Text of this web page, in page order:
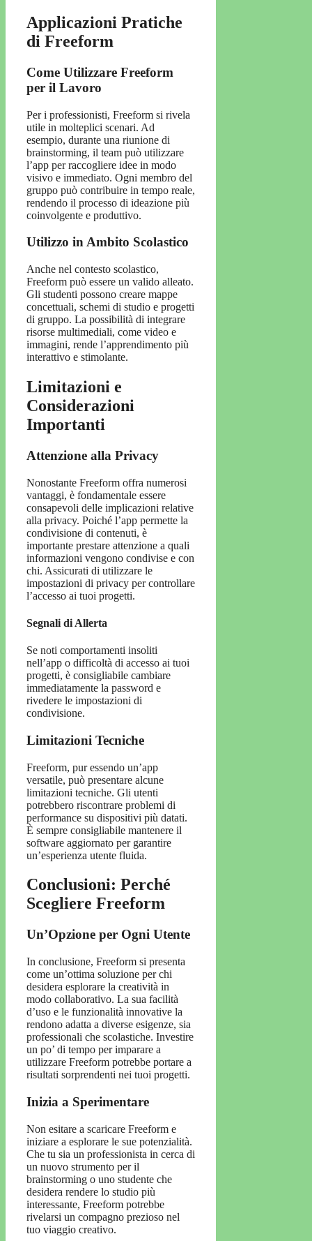
Applicazioni Pratiche
di Freeform
Come Utilizzare Freeform
per il Lavoro
Per i professionisti, Freeform si rivela
utile in molteplici scenari. Ad
esempio, durante una riunione di
brainstorming, il team può utilizzare
l’app per raccogliere idee in modo
visivo e immediato. Ogni membro del
gruppo può contribuire in tempo reale,
rendendo il processo di ideazione più
coinvolgente e produttivo.
Utilizzo in Ambito Scolastico
Anche nel contesto scolastico,
Freeform può essere un valido alleato.
Gli studenti possono creare mappe
concettuali, schemi di studio e progetti
di gruppo. La possibilità di integrare
risorse multimediali, come video e
immagini, rende l’apprendimento più
interattivo e stimolante.
Limitazioni e
Considerazioni
Importanti
Attenzione alla Privacy
Nonostante Freeform offra numerosi
vantaggi, è fondamentale essere
consapevoli delle implicazioni relative
alla privacy. Poiché l’app permette la
condivisione di contenuti, è
importante prestare attenzione a quali
informazioni vengono condivise e con
chi. Assicurati di utilizzare le
impostazioni di privacy per controllare
l’accesso ai tuoi progetti.
Segnali di Allerta
Se noti comportamenti insoliti
nell’app o difficoltà di accesso ai tuoi
progetti, è consigliabile cambiare
immediatamente la password e
rivedere le impostazioni di
condivisione.
Limitazioni Tecniche
Freeform, pur essendo un’app
versatile, può presentare alcune
limitazioni tecniche. Gli utenti
potrebbero riscontrare problemi di
performance su dispositivi più datati.
È sempre consigliabile mantenere il
software aggiornato per garantire
un’esperienza utente fluida.
Conclusioni: Perché
Scegliere Freeform
Un’Opzione per Ogni Utente
In conclusione, Freeform si presenta
come un’ottima soluzione per chi
desidera esplorare la creatività in
modo collaborativo. La sua facilità
d’uso e le funzionalità innovative la
rendono adatta a diverse esigenze, sia
professionali che scolastiche. Investire
un po’ di tempo per imparare a
utilizzare Freeform potrebbe portare a
risultati sorprendenti nei tuoi progetti.
Inizia a Sperimentare
Non esitare a scaricare Freeform e
iniziare a esplorare le sue potenzialità.
Che tu sia un professionista in cerca di
un nuovo strumento per il
brainstorming o uno studente che
desidera rendere lo studio più
interessante, Freeform potrebbe
rivelarsi un compagno prezioso nel
tuo viaggio creativo.